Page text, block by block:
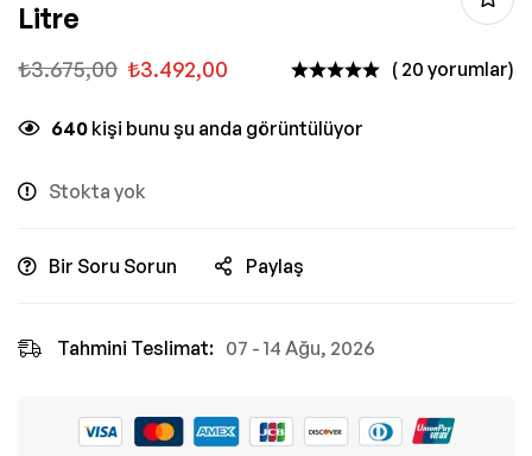
Litre
₺3.675,00 ₺3.492,00 ( 20 yorumlar)
640 kişi bunu şu anda görüntülüyor
Stokta yok
Bir Soru Sorun Paylaş
Tahmini Teslimat: 07 - 14 Ağu, 2026